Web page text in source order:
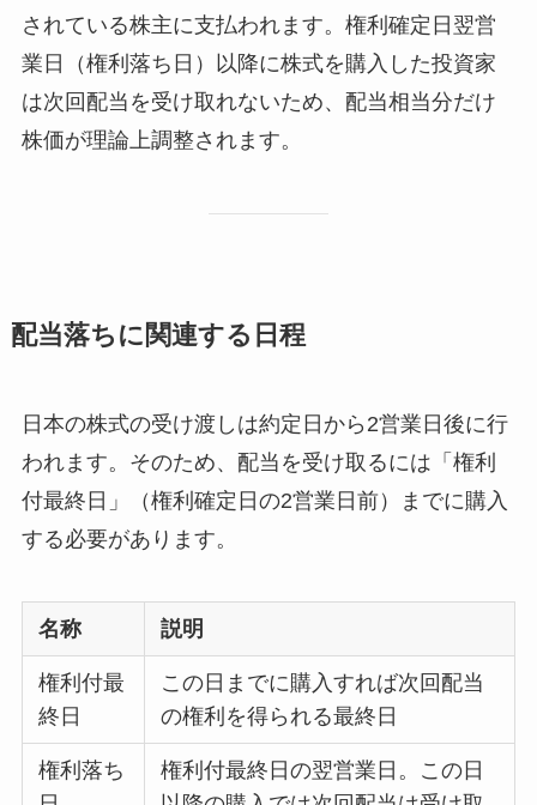
されている株主に支払われます。権利確定日翌営
業日（権利落ち日）以降に株式を購入した投資家
は次回配当を受け取れないため、配当相当分だけ
株価が理論上調整されます。
配当落ちに関連する日程
日本の株式の受け渡しは約定日から2営業日後に行
われます。そのため、配当を受け取るには「権利
付最終日」（権利確定日の2営業日前）までに購入
する必要があります。
名称 説明
権利付最
終日
この日までに購入すれば次回配当
の権利を得られる最終日
権利落ち
権利付最終日の翌営業日。この日